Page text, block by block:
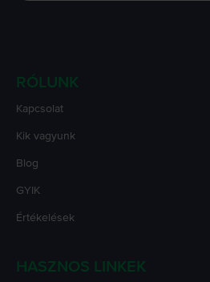
RÓLUNK
Kapcsolat
Kik vagyunk
Blog
GYIK
Értékelések
HASZNOS LINKEK